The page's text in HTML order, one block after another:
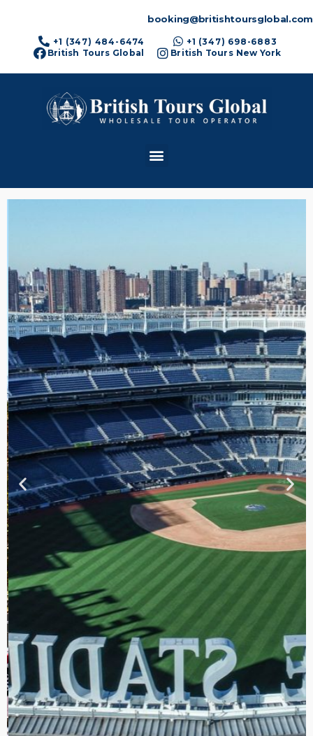
booking@britishtoursglobal.com
+1 (347) 484-6474
+1 (347) 698-6883
British Tours Global
British Tours New York
TOUR DE
CONTRASTES